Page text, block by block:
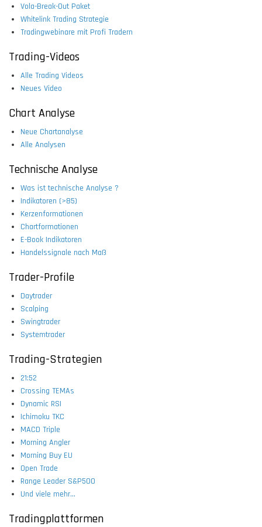
Vola-Break-Out Paket
Whitelink Trading Strategie
Tradingwebinare mit Profi Tradern
Trading-Videos
Alle Trading Videos
Neues Video
Chart Analyse
Neue Chartanalyse
Alle Analysen
Technische Analyse
Was ist technische Analyse ?
Indikatoren (>85)
Kerzenformationen
Chartformationen
E-Book Indikatoren
Handelssignale nach Maß
Trader-Profile
Daytrader
Scalping
Swingtrader
Systemtrader
Trading-Strategien
21:52
Crossing TEMAs
Dynamic RSI
Ichimoku TKC
MACD Triple
Morning Angler
Morning Buy EU
Open Trade
Range Leader S&P500
Und viele mehr...
Tradingplattformen